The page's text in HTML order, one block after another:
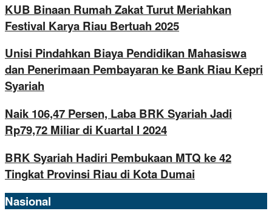
KUB Binaan Rumah Zakat Turut Meriahkan
Festival Karya Riau Bertuah 2025
Unisi Pindahkan Biaya Pendidikan Mahasiswa
dan Penerimaan Pembayaran ke Bank Riau Kepri
Syariah
Naik 106,47 Persen, Laba BRK Syariah Jadi
Rp79,72 Miliar di Kuartal I 2024
BRK Syariah Hadiri Pembukaan MTQ ke 42
Tingkat Provinsi Riau di Kota Dumai
Nasional